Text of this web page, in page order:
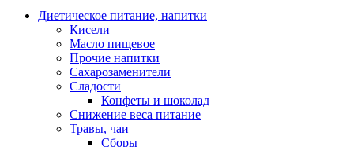
Диетическое питание, напитки
Кисели
Масло пищевое
Прочие напитки
Сахарозаменители
Сладости
Конфеты и шоколад
Снижение веса питание
Травы, чаи
Сборы